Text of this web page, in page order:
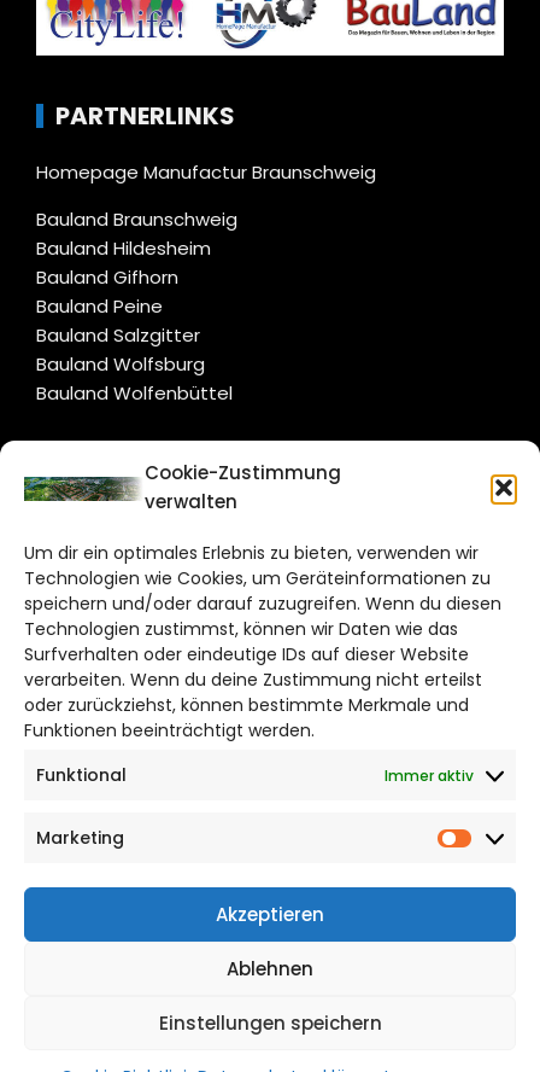
Cookie-Zustimmung
verwalten
Um dir ein optimales Erlebnis zu bieten, verwenden wir
Technologien wie Cookies, um Geräteinformationen zu
speichern und/oder darauf zuzugreifen. Wenn du diesen
Technologien zustimmst, können wir Daten wie das
Surfverhalten oder eindeutige IDs auf dieser Website
verarbeiten. Wenn du deine Zustimmung nicht erteilst
oder zurückziehst, können bestimmte Merkmale und
Funktionen beeinträchtigt werden.
Funktional
Immer aktiv
Marketing
Akzeptieren
Ablehnen
Einstellungen speichern
PARTNERLINKS
Homepage Manufactur Braunschweig
Bauland Braunschweig
Bauland Hildesheim
Bauland Gifhorn
Bauland Peine
Bauland Salzgitter
Bauland Wolfsburg
Bauland Wolfenbüttel
CITYLIFE!
Bruchtorwall 12
38100 Braunschweig
Telefon: 0531 387220 – 65
DAS STADTMAGAZIN FÜR
SALZGITTER
Impressum
Cookie Richtlinie
CITYLIFE! BEI FACEBOOK